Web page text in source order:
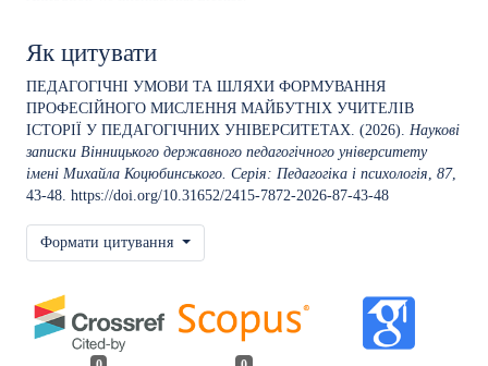
Як цитувати
ПЕДАГОГІЧНІ УМОВИ ТА ШЛЯХИ ФОРМУВАННЯ
ПРОФЕСІЙНОГО МИСЛЕННЯ МАЙБУТНІХ УЧИТЕЛІВ
ІСТОРІЇ У ПЕДАГОГІЧНИХ УНІВЕРСИТЕТАХ. (2026). Наукові
записки Вінницького державного педагогічного університету
імені Михайла Коцюбинського. Серія: Педагогіка і психологія, 87,
43-48. https://doi.org/10.31652/2415-7872-2026-87-43-48
Формати цитування